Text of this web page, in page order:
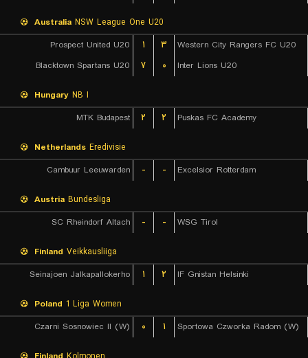
Australia NSW League One U20
Prospect United U20
۱ ۳
Western City Rangers FC U20
Blacktown Spartans U20
۷ ۰ Inter Lions U20
Hungary NB I
MTK Budapest
۲ ۲ Puskas FC Academy
Netherlands Eredivisie
Cambuur Leeuwarden
- - Excelsior Rotterdam
Austria Bundesliga
SC Rheindorf Altach
- - WSG Tirol
Finland Veikkausliiga
Seinajoen Jalkapallokerho
۱ ۲ IF Gnistan Helsinki
Poland 1 Liga Women
Czarni Sosnowiec II (W)
۰ ۱ Sportowa Czworka Radom (W)